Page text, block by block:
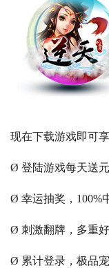
现在下载游戏即可
Ø 登陆游戏每天送
Ø 幸运抽奖，100%
Ø 刺激翻牌，多重
Ø 累计登录，极品